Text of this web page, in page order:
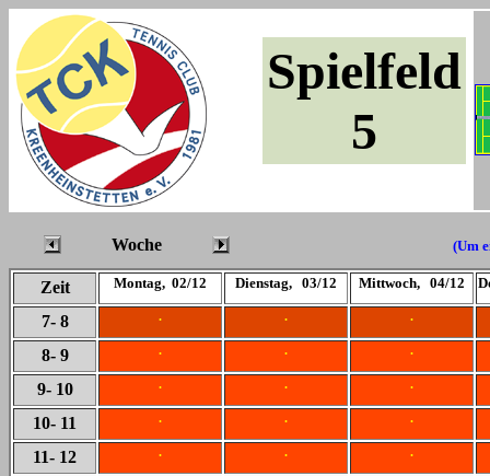
Spielfeld
5
Woche (Um
Zeit Montag, 02/12 Dienstag, 03/12 Mittwoch, 04/12
7- 8 . . .
8- 9 . . .
9- 10 . . .
10- 11 . . .
11- 12 . . .